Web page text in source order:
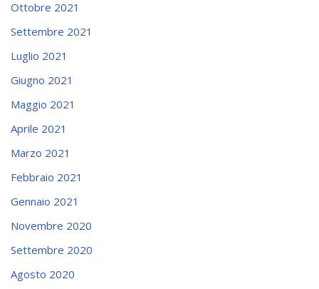
Ottobre 2021
Settembre 2021
Luglio 2021
Giugno 2021
Maggio 2021
Aprile 2021
Marzo 2021
Febbraio 2021
Gennaio 2021
Novembre 2020
Settembre 2020
Agosto 2020